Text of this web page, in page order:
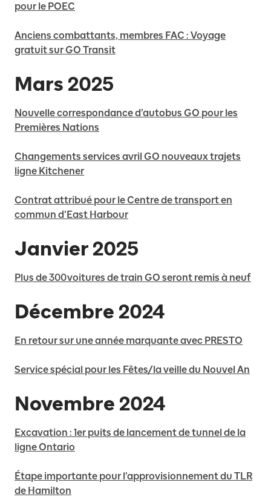
pour le POEC
Anciens combattants, membres FAC : Voyage
gratuit sur GO Transit
Mars 2025
Nouvelle correspondance d’autobus GO pour les
Premières Nations
Changements services avril GO nouveaux trajets
ligne Kitchener
Contrat attribué pour le Centre de transport en
commun d’East Harbour
Janvier 2025
Plus de 300 voitures de train GO seront remis à neuf
Décembre 2024
En retour sur une année marquante avec PRESTO
Service spécial pour les Fêtes/la veille du Nouvel An
Novembre 2024
Excavation : 1er puits de lancement de tunnel de la
ligne Ontario
Étape importante pour l’approvisionnement du TLR
de Hamilton